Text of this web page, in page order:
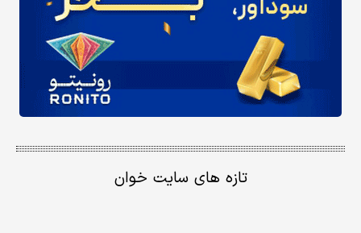
تازه های سایت خوان